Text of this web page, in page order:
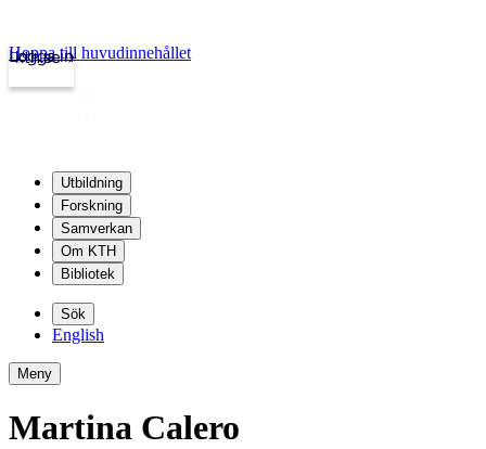
kth.se
Logga in
Hoppa till huvudinnehållet
Utbildning
Forskning
Samverkan
Om KTH
Bibliotek
Sök
English
Meny
Martina Calero